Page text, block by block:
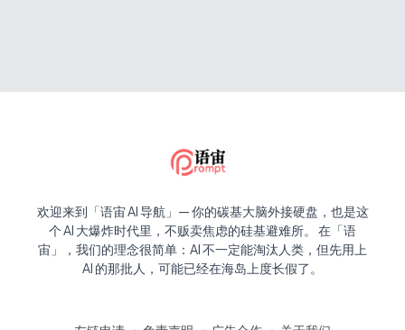
欢迎来到「语宙 AI 导航」— 你的碳基大脑外接硬盘，也是这
个 AI 大爆炸时代里，不贩卖焦虑的硅基避难所。 在「语
宙」，我们的理念很简单：AI 不一定能淘汰人类，但先用上
AI 的那批人，可能已经在海岛上度长假了。